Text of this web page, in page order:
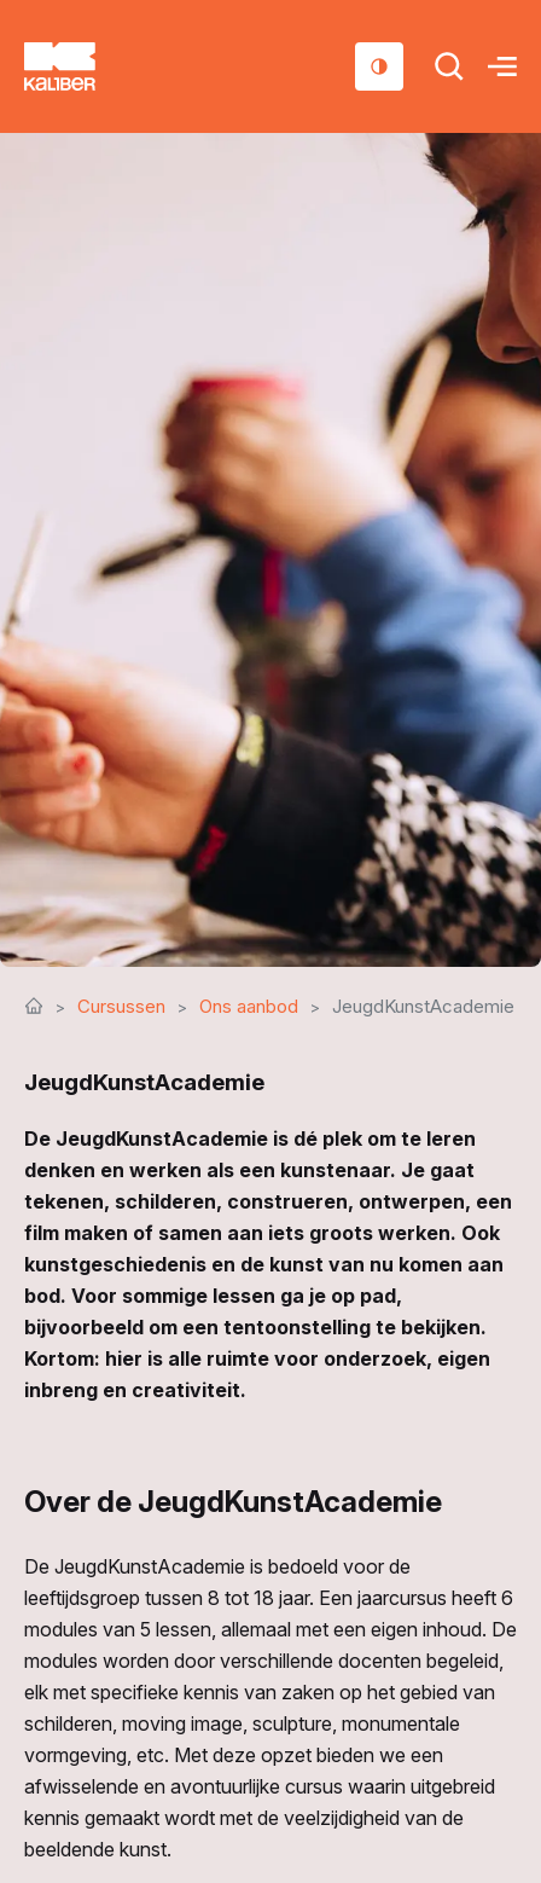
Cursussen Ons aanbod JeugdKunstAcademie
JeugdKunstAcademie
De JeugdKunstAcademie is dé plek om te leren
denken en werken als een kunstenaar. Je gaat
tekenen, schilderen, construeren, ontwerpen, een
film maken of samen aan iets groots werken. Ook
kunstgeschiedenis en de kunst van nu komen aan
bod. Voor sommige lessen ga je op pad,
bijvoorbeeld om een tentoonstelling te bekijken.
Kortom: hier is alle ruimte voor onderzoek, eigen
inbreng en creativiteit.
Over de JeugdKunstAcademie
De JeugdKunstAcademie is bedoeld voor de
leeftijdsgroep tussen 8 tot 18 jaar. Een jaarcursus heeft 6
modules van 5 lessen, allemaal met een eigen inhoud. De
modules worden door verschillende docenten begeleid,
elk met specifieke kennis van zaken op het gebied van
schilderen, moving image, sculpture, monumentale
vormgeving, etc. Met deze opzet bieden we een
afwisselende en avontuurlijke cursus waarin uitgebreid
kennis gemaakt wordt met de veelzijdigheid van de
beeldende kunst.